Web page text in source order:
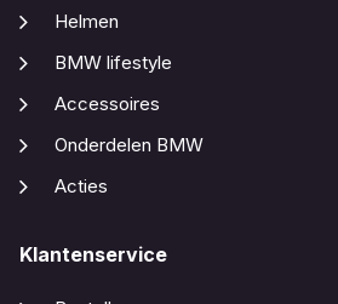
Helmen
BMW lifestyle
Accessoires
Onderdelen BMW
Acties
Klantenservice